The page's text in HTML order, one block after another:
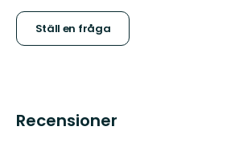
Ställ en fråga
Recensioner